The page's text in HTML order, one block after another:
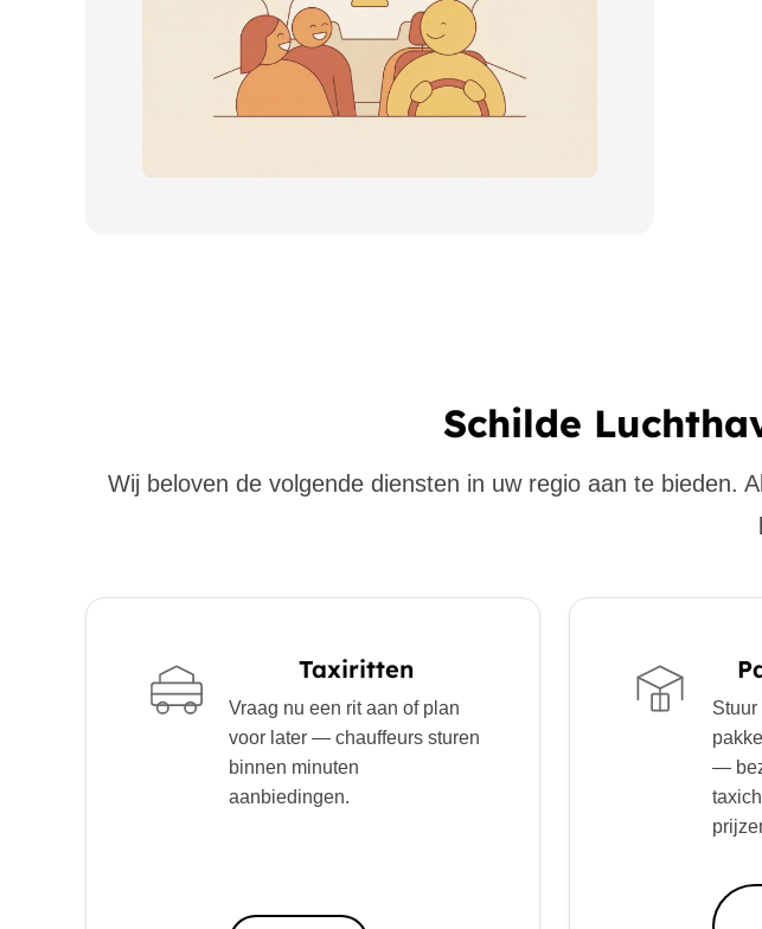
Schilde
Wij beloven de volgende diensten in uw regio aan te bieden.
Taxiritten
Vraag nu een rit aan of plan
voor later — chauffeurs sturen
binnen minuten
aanbiedingen.
—